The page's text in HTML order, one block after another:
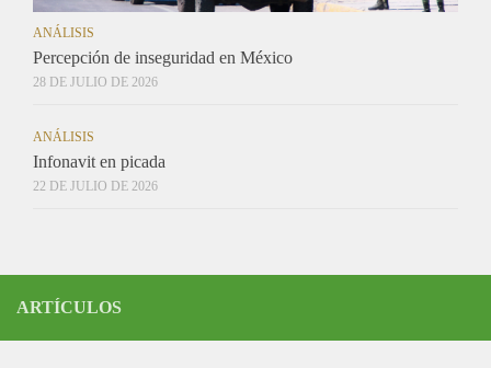
ANÁLISIS
Percepción de inseguridad en México
28 DE JULIO DE 2026
ANÁLISIS
Infonavit en picada
22 DE JULIO DE 2026
ARTÍCULOS